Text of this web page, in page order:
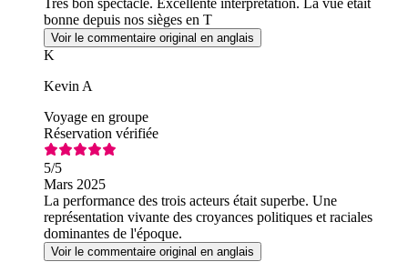
bonne depuis nos sièges en T
Voir le commentaire original en anglais
K
Kevin A
Voyage en groupe
Réservation vérifiée
5/5
Mars 2025
La performance des trois acteurs était superbe. Une
représentation vivante des croyances politiques et raciales
dominantes de l'époque.
Voir le commentaire original en anglais